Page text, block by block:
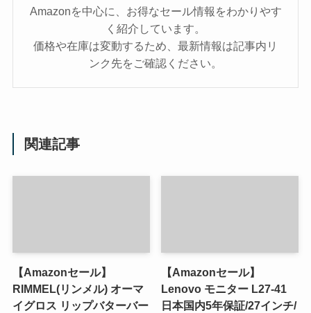
Amazonを中心に、お得なセール情報をわかりやす
く紹介しています。
価格や在庫は変動するため、最新情報は記事内リ
ンク先をご確認ください。
関連記事
【Amazonセール】
RIMMEL(リンメル) オーマ
イグロス リップバターバー
【Amazonセール】
Lenovo モニター L27-41
日本国内5年保証/27インチ/